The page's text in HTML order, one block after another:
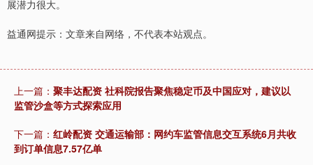
展潜力很大。
益通网提示：文章来自网络，不代表本站观点。
上一篇： 聚丰达配资 社科院报告聚焦稳定币及中国应对，建议以
监管沙盒等方式探索应用
下一篇： 红岭配资 交通运输部：网约车监管信息交互系统6月共收
到订单信息7.57亿单